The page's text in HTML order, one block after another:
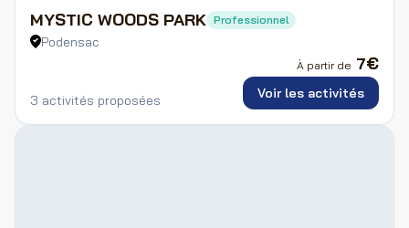
MYSTIC WOODS PARK Professionnel
Podensac
3 activités proposées
À partir de 7€
Voir les activités